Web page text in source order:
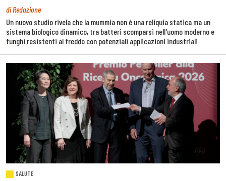
di Redazione
Un nuovo studio rivela che la mummia non è una reliquia statica ma un
sistema biologico dinamico, tra batteri scomparsi nell'uomo moderno e
funghi resistenti al freddo con potenziali applicazioni industriali
SALUTE